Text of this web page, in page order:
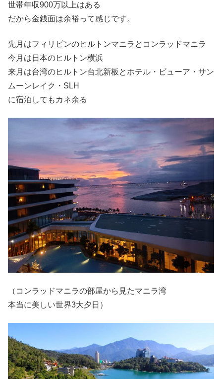
世帯年収900万以上はある
だから金銭面は余裕って感じです。
先月はフィリピンのヒルトンマニラとコンラッドマニラ
今月は日本のヒルトン横浜
来月は台湾のヒルトン台北新板とホテル・ビューア・サン
ムーンレイク・SLH
に宿泊してもカネ余る
（コンラッドマニラの部屋から見たマニラ湾
本当に美しい世界3大夕日）